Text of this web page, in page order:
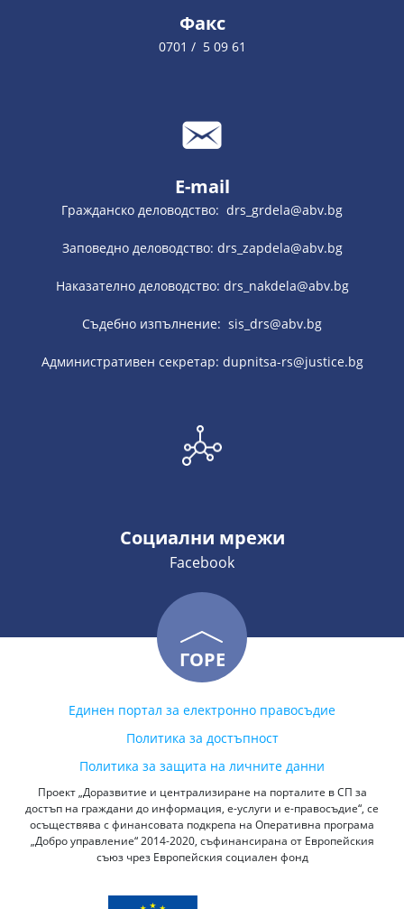
Факс
0701 / 5 09 61
E-mail
Гражданско деловодство: drs_grdela@abv.bg
Заповедно деловодство: drs_zapdela@abv.bg
Наказателно деловодство: drs_nakdela@abv.bg
Съдебно изпълнение: sis_drs@abv.bg
Административен секретар: dupnitsa-rs@justice.bg
Социални мрежи
Facebook
ГОРЕ
Единен портал за електронно правосъдие
Политика за достъпност
Политика за защита на личните данни
Проект „Доразвитие и централизиране на порталите в СП за
достъп на граждани до информация, е-услуги и е-правосъдие“, се
осъществява с финансовата подкрепа на Оперативна програма
„Добро управление“ 2014-2020, съфинансирана от Европейския
съюз чрез Европейския социален фонд